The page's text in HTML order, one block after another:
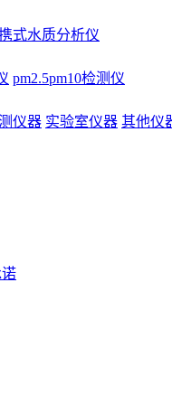
式水质分析仪
pm2.5pm10检测仪
仪器 实验室仪器 其他仪